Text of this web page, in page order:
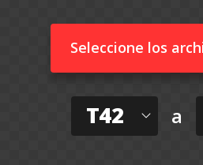
Seleccione los
T42 a